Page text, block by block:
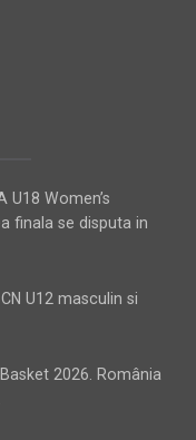
U18 Women’s
finala se disputa in
U12 masculin si
2026. România